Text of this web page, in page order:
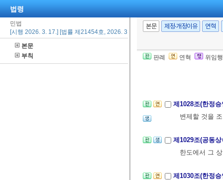
법령
민법
[시행 2026. 3. 17.] [법률 제21454호, 2026. 3. 17., 일부개정]
본문
부칙
본문 제정·개정이유 연혁
판례 연혁 위임
[2002. 1. 14.
제1027조(법정
전조 제3호의
제1028조(한정
변제할 것을
제1029조(공동
한도에서 그
제1030조(한정